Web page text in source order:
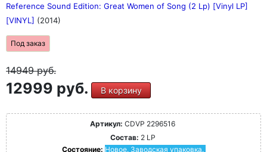
Reference Sound Edition: Great Women of Song (2 Lp) [Vinyl LP]
[VINYL] (2014)
Под заказ
14949руб.
12999 руб. В корзину
Артикул: CDVP 2296516
Состав: 2 LP
Состояние: Новое. Заводская упаковка.